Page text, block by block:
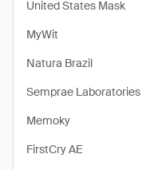
United States Mask
MyWit
Natura Brazil
Semprae Laboratories
Memoky
FirstCry AE